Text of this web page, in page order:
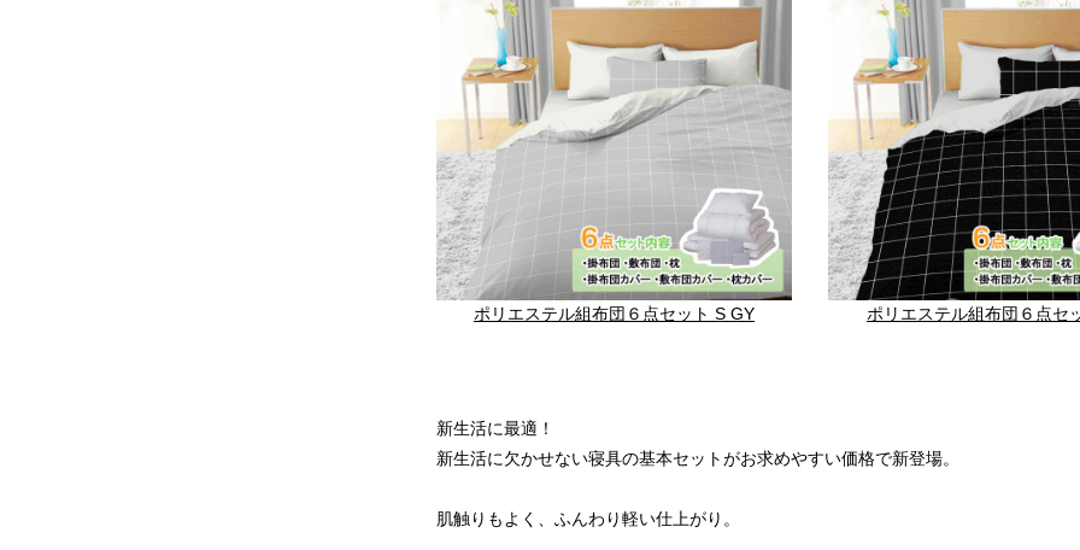
ポリエステル組布団６点セット S GY ポリエステル組布団６点セ
新生活に最適！
新生活に欠かせない寝具の基本セットがお求めやすい価格で新登場。
肌触りもよく、ふんわり軽い仕上がり。